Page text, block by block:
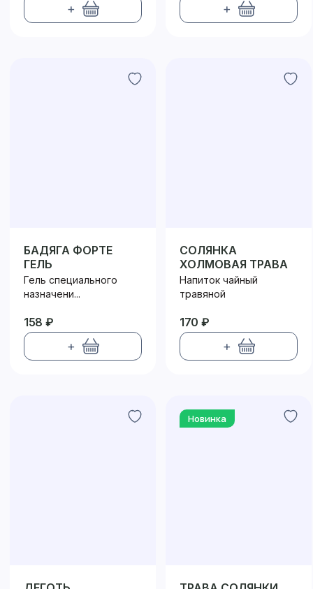
+ +
БАДЯГА ФОРТЕ
ГЕЛЬ
Гель специального
назначени...
158 ₽
+
СОЛЯНКА
ХОЛМОВАЯ ТРАВА
Напиток чайный
травяной
170 ₽
+
Новинка